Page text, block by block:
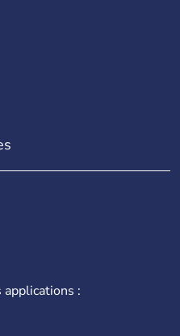
applications :